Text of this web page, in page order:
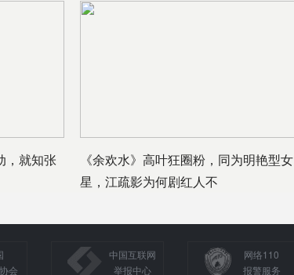
，就知张
《余欢水》高叶狂圈粉，同为明艳型女
星，江疏影为何剧红人不
会
中国互联网
举报中心
网络110
报警服务